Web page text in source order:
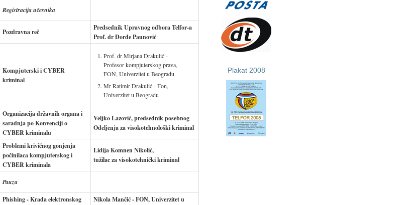
Registracija učesnika
Pozdravna reč
Predsednik Upravnog odbora Telfor-a
Prof. dr Đorđe Paunović
Kompjuterski i CYBER
kriminal
Prof. dr Mirjana Drakulić -
Profesor kompjuterskog prava,
FON, Univerzitet u Beogradu
Mr Ratimir Drakulić - Fon,
Univerzitet u Beogradu
Organizacija državnih organa i
saradnja po Konvenciji o
CYBER kriminalu
Veljko Lazović, predsednik posebnog
Odeljenja za visokotehnološki kriminal
Problemi krivičnog gonjenja
počinilaca kompjuterskog i
CYBER kriminala
Lidija Komnen Nikolić,
tužilac za visokotehnički kriminal
Pauza
Phishing - Krađa elektronskog
Nikola Mančić - FON, Univerzitet u
Plakat 2008